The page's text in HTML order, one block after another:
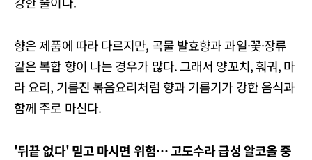
향은 제품에 따라 다르지만, 곡물 발효향과 과일·꽃·장류
같은 복합 향이 나는 경우가 많다. 그래서 양꼬치, 훠궈, 마
라 요리, 기름진 볶음요리처럼 향과 기름기가 강한 음식과
함께 주로 마신다.
'뒤끝 없다' 믿고 마시면 위험… 고도수라 급성 알코올 중